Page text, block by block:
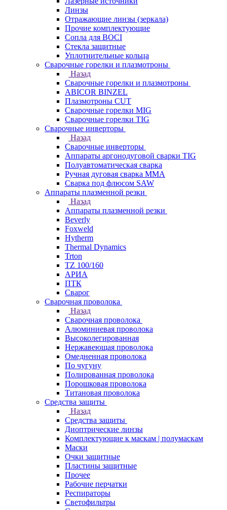
Линзы
Отражающие линзы (зеркала)
Прочие комплектующие
Сопла для BOCI
Стекла защитные
Уплотнительные кольца
Сварочные горелки и плазмотроны
Назад
Сварочные горелки и плазмотроны
ABICOR BINZEL
Плазмотроны CUT
Сварочные горелки MIG
Сварочные горелки TIG
Сварочные инверторы
Назад
Сварочные инверторы
Аппараты аргонодуговой сварки TIG
Полуавтоматическая сварка
Ручная дуговая сварка MMA
Сварка под флюсом SAW
Аппараты плазменной резки
Назад
Аппараты плазменной резки
Beverly
Foxweld
Hytherm
Thermal Dynamics
Trton
TZ 100/160
АРИА
ПТК
Сварог
Сварочная проволока
Назад
Сварочная проволока
Алюминиевая проволока
Высоколегированная
Нержавеющая проволока
Омедненная проволока
По чугуну
Полированная проволока
Порошковая проволока
Титановая проволока
Средства защиты
Назад
Средства защиты
Диоптрические линзы
Комплектующие к маскам | полумаскам
Маски
Очки защитные
Пластины защитные
Прочее
Рабочие перчатки
Респираторы
Светофильтры